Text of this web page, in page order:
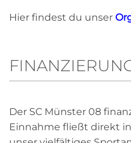
Hier findest du unser
Der SC Münster 08
Einnahme fließt direkt